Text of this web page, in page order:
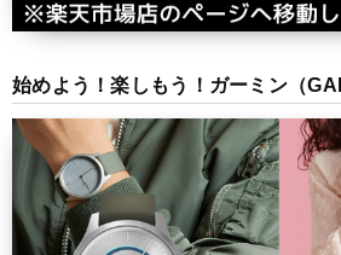
始めよう！楽しもう！ガーミン（